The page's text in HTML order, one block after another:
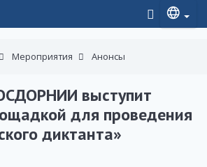
Мероприятия Анонсы
выступит
для проведения
диктанта»